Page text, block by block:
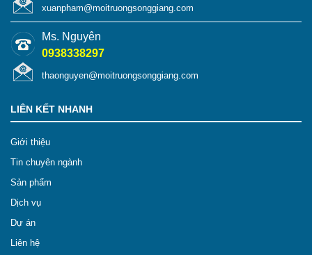
xuanpham@moitruongsonggiang.com
Ms. Nguyên
0938338297
thaonguyen@moitruongsonggiang.com
LIÊN KẾT NHANH
Giới thiệu
Tin chuyên ngành
Sản phẩm
Dịch vụ
Dự án
Liên hệ